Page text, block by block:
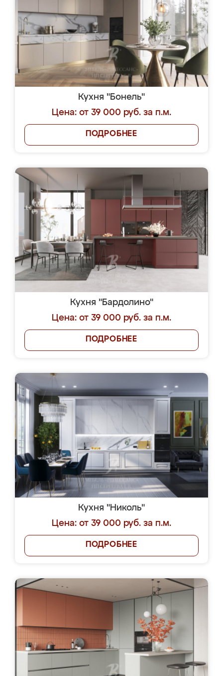
Кухня "Бонель"
Цена: от 39 000 руб. за п.м.
ПОДРОБНЕЕ
Кухня "Бардолино"
Цена: от 39 000 руб. за п.м.
ПОДРОБНЕЕ
Кухня "Николь"
Цена: от 39 000 руб. за п.м.
ПОДРОБНЕЕ